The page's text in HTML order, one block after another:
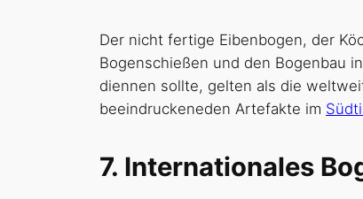
Der nicht fertige Eibenbogen, der
Bogenschießen und den Bogenbau
diennen sollte, gelten als die
beeindruckeneden Artefakte im
7. Internationales